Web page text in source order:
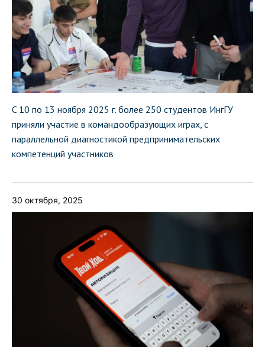
C 10 по 13 ноября 2025 г. более 250 студентов ИнгГУ
приняли участие в командообразующих играх, с
параллельной диагностикой предпринимательских
компетенций участников
30 октября, 2025